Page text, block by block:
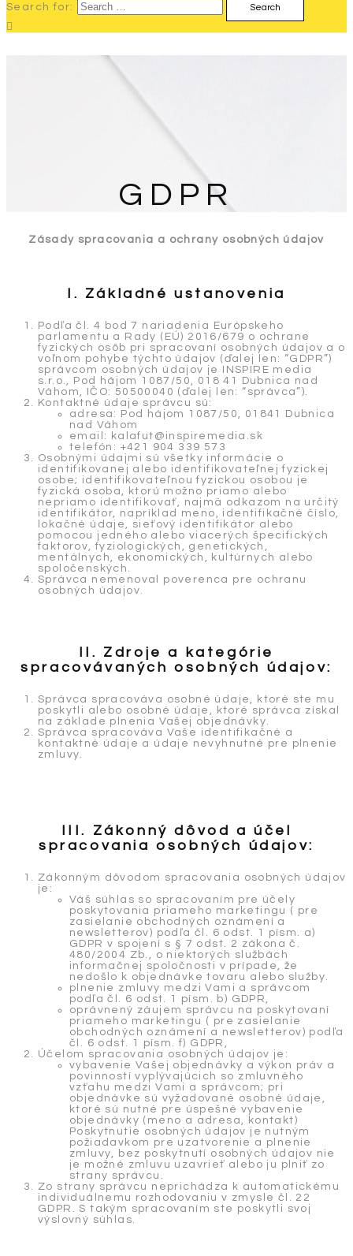
Search for:
GDPR
Zásady spracovania a ochrany osobných údajov
I. Základné ustanovenia
Podľa čl. 4 bod 7 nariadenia Európskeho
parlamentu a Rady (EÚ) 2016/679 o ochrane
fyzických osôb pri spracovaní osobných údajov a o
voľnom pohybe týchto údajov (ďalej len: “GDPR”)
správcom osobných údajov je INSPIRE media
s.r.o., Pod hájom 1087/50, 018 41 Dubnica nad
Váhom, IČO: 50500040 (ďalej len: “správca”).
Kontaktné údaje správcu sú:
adresa: Pod hájom 1087/50, 01841 Dubnica
nad Váhom
email: kalafut@inspiremedia.sk
telefón: +421 904 339 573
Osobnými údajmi sú všetky informácie o
identifikovanej alebo identifikovateľnej fyzickej
osobe; identifikovateľnou fyzickou osobou je
fyzická osoba, ktorú možno priamo alebo
nepriamo identifikovať, najmä odkazom na určitý
identifikátor, napríklad meno, identifikačné číslo,
lokačné údaje, sieťový identifikátor alebo
pomocou jedného alebo viacerých špecifických
faktorov, fyziologických, genetických,
mentálnych, ekonomických, kultúrnych alebo
spoločenských.
Správca nemenoval poverenca pre ochranu
osobných údajov.
II. Zdroje a kategórie
spracovávaných osobných údajov:
Správca spracováva osobné údaje, ktoré ste mu
poskytli alebo osobné údaje, ktoré správca získal
na základe plnenia Vašej objednávky.
Správca spracováva Vaše identifikačné a
kontaktné údaje a údaje nevyhnutné pre plnenie
zmluvy.
III. Zákonný dôvod a účel
spracovania osobných údajov:
Zákonným dôvodom spracovania osobných údajov
je:
Váš súhlas so spracovaním pre účely
poskytovania priameho marketingu ( pre
zasielanie obchodných oznámení a
newsletterov) podľa čl. 6 odst. 1 písm. a)
GDPR v spojení s § 7 odst. 2 zákona č.
480/2004 Zb., o niektorých službách
informačnej spoločnosti v prípade, že
nedošlo k objednávke tovaru alebo služby.
plnenie zmluvy medzi Vami a správcom
podľa čl. 6 odst. 1 písm. b) GDPR,
oprávnený záujem správcu na poskytovaní
priameho marketingu ( pre zasielanie
obchodných oznámení a newsletterov) podľa
čl. 6 odst. 1 písm. f) GDPR,
Účelom spracovania osobných údajov je:
vybavenie Vašej objednávky a výkon práv a
povinností vyplývajúcich so zmluvného
vzťahu medzi Vami a správcom; pri
objednávke sú vyžadované osobné údaje,
ktoré sú nutné pre úspešné vybavenie
objednávky (meno a adresa, kontakt)
Poskytnutie osobných údajov je nutným
požiadavkom pre uzatvorenie a plnenie
zmluvy, bez poskytnutí osobných údajov nie
je možné zmluvu uzavrieť alebo ju plniť zo
strany správcu.
Zo strany správcu neprichádza k automatickému
individuálnemu rozhodovaniu v zmysle čl. 22
GDPR. S takým spracovaním ste poskytli svoj
výslovný súhlas.